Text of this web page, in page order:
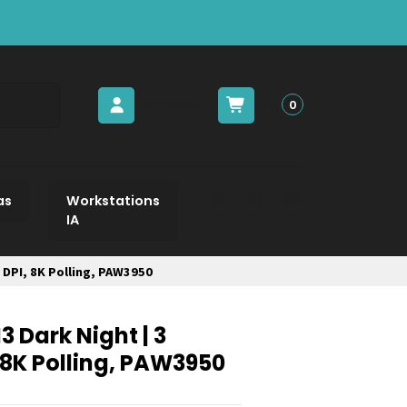
0
Workstations
IA
8K Polling, PAW3950
Dark Night | 3
Polling, PAW3950